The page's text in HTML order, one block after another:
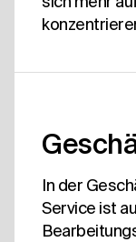
In der
Service ist